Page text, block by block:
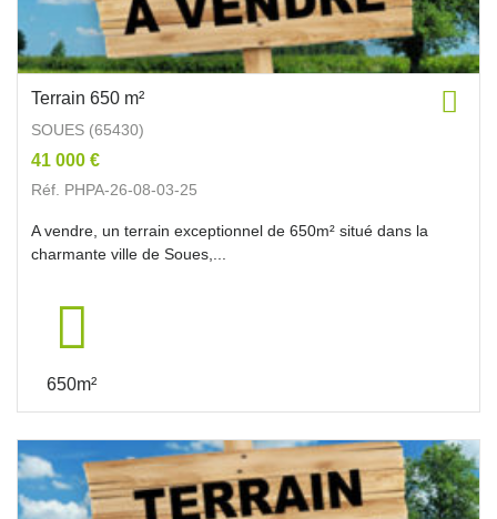
Terrain 650 m²
SOUES (65430)
41 000 €
Réf. PHPA-26-08-03-25
A vendre, un terrain exceptionnel de 650m² situé dans la
charmante ville de Soues,...
650m²